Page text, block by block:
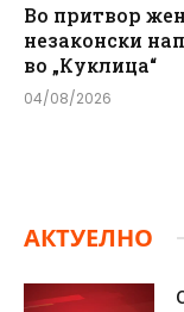
Во притвор
незаконски
во „Куклица“
04/08/2026
АКТУЕЛНО